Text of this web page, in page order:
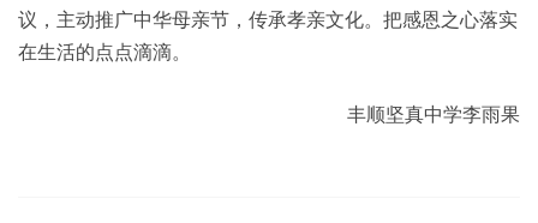
议，主动推广中华母亲节，传承孝亲文化。把感恩之心落实
在生活的点点滴滴。
丰顺坚真中学李雨果